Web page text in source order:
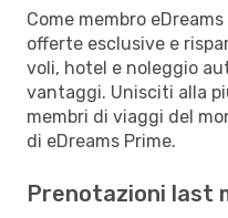
Come membro
offerte esclusive e
voli, hotel e noleggio
vantaggi. Unisciti alla
membri di viaggi del
di eDreams Prime.
Prenotazioni last